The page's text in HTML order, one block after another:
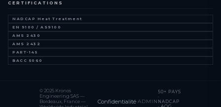
CERTIFICATIONS
NADCAP Heat Treatment
EN 9100 / AS9100
AMS 2430
AMS 2432
PART-145
BACC 5060
© 2025 Kronos
Engineering SAS —
Bordeaux, France —
Confidentialité·ADMIN
50+ PAYS
·
NADCAP